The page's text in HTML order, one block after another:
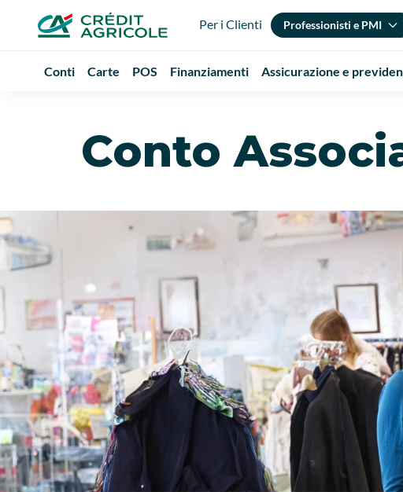
Per i Clienti Professionisti e PMI
Conti Carte POS Finanziamenti Assicurazione e
Conto